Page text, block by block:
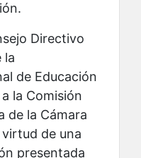
Directivo
la
de Educación
la Comisión
de la Cámara
de una
presentada